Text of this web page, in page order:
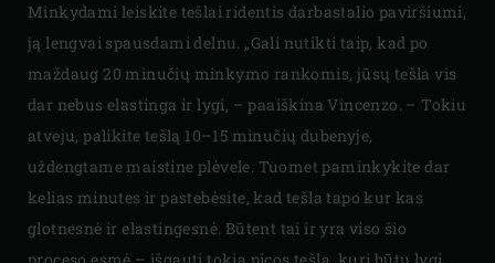
Minkydami leiskite tešlai ridentis darbastalio paviršiumi,
ją lengvai spausdami delnu. „Gali nutikti taip, kad po
maždaug 20 minučių minkymo rankomis, jūsų tešla vis
dar nebus elastinga ir lygi, – paaiškina Vincenzo. – Tokiu
atveju, palikite tešlą 10–15 minučių dubenyje,
uždengtame maistine plėvele. Tuomet paminkykite dar
kelias minutes ir pastebėsite, kad tešla tapo kur kas
glotnesnė ir elastingesnė. Būtent tai ir yra viso šio